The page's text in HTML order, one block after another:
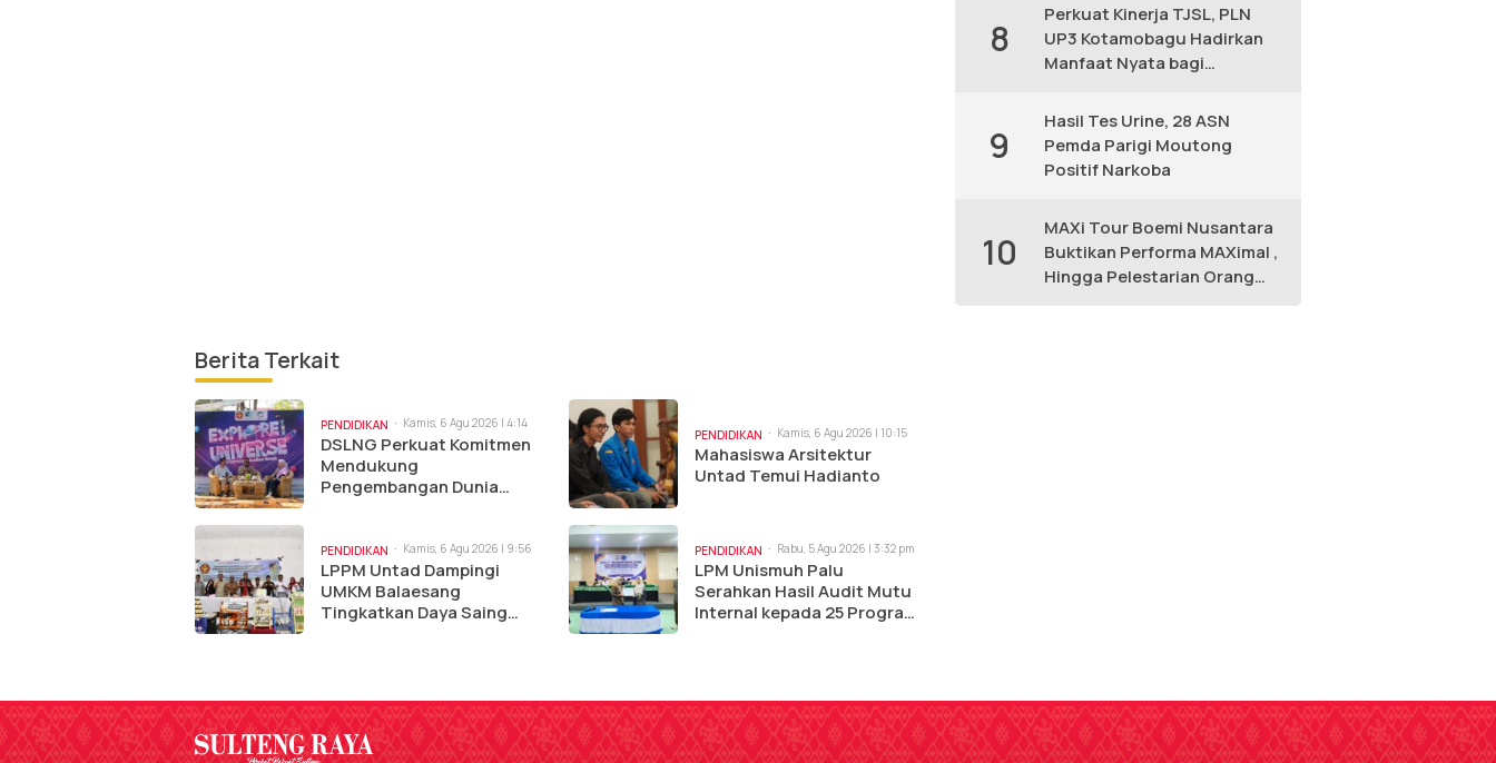
Berita Terkait
PENDIDIKAN
Kamis, 6 Agu 2026 | 4:14
pm
DSLNG Perkuat Komitmen
Mendukung
Pengembangan Dunia
PENDIDIKAN
Kamis, 6 Agu 2026 | 10:15
am
Mahasiswa Arsitektur
Untad Temui Hadianto
PENDIDIKAN
Kamis, 6 Agu 2026 | 9:56
am
LPPM Untad Dampingi
UMKM Balaesang
Tingkatkan Daya Saing
PENDIDIKAN Rabu, 5 Agu 2026 | 3:32 pm
LPM Unismuh Palu
Serahkan Hasil Audit Mutu
Internal kepada 25 Program
8
Perkuat Kinerja TJSL, PLN
UP3 Kotamobagu Hadirkan
Manfaat Nyata bagi
9
Hasil Tes Urine, 28 ASN
Pemda Parigi Moutong
Positif Narkoba
10
MAXi Tour Boemi Nusantara
Buktikan Performa MAXimal ,
Hingga Pelestarian Orang